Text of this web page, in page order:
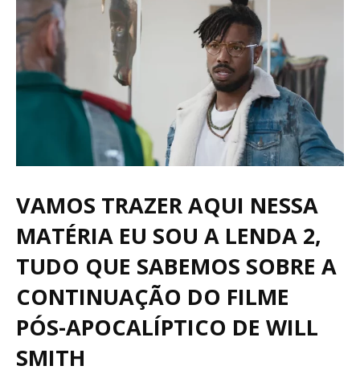
VAMOS TRAZER AQUI NESSA
MATÉRIA EU SOU A LENDA 2,
TUDO QUE SABEMOS SOBRE A
CONTINUAÇÃO DO FILME
PÓS-APOCALÍPTICO DE WILL
SMITH